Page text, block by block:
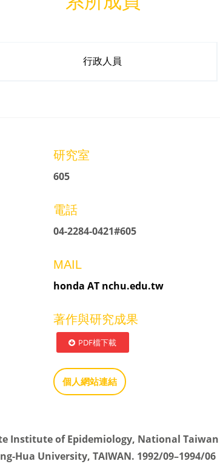
行政人員
研究室
605
電話
04-2284-0421#605
MAIL
honda AT nchu.edu.tw
著作與研究成果
PDF檔下載
個人網站連結
Institute of Epidemiology, National Taiwan
Hua University, TAIWAN. 1992/09–1994/06